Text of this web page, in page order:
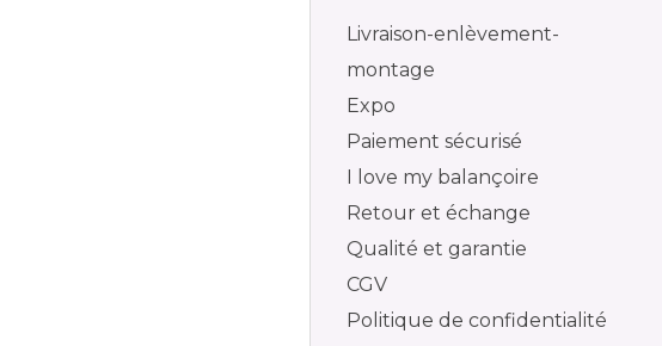
Livraison-enlèvement-
montage
Expo
Paiement sécurisé
I love my balançoire
Retour et échange
Qualité et garantie
CGV
Politique de confidentialité